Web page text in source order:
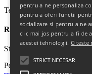
Tel: 0314 380 151
Retur produse
Str. Vasile Mironiuc nr. 3,
Pentru detalii suplimentare,
pentru a ne personaliza
pentru a oferi functii
socializare si pentru a ne
clic mai jos pentru a fi de
acestei tehnologii.Citeste
STRICT NECESAR